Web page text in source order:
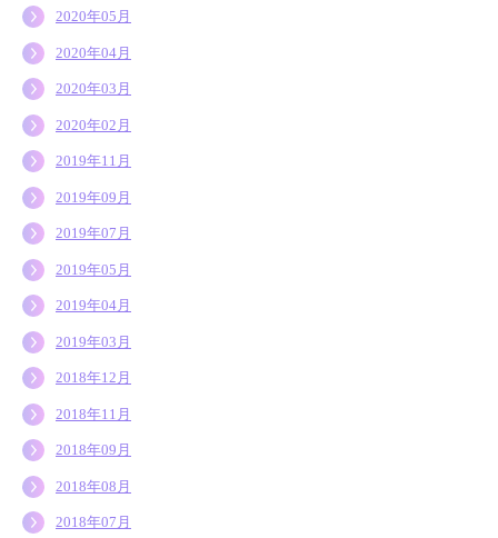
2020年05月
2020年04月
2020年03月
2020年02月
2019年11月
2019年09月
2019年07月
2019年05月
2019年04月
2019年03月
2018年12月
2018年11月
2018年09月
2018年08月
2018年07月